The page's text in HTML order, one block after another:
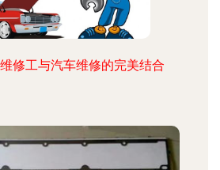
修工与汽车维修的完美结合